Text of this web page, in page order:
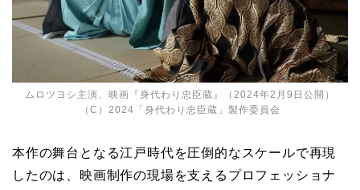
ムロツヨシ主演、映画『身代わり忠臣蔵』（2024年2月9日公開）
（C）2024「身代わり忠臣蔵」製作委員会
本作の舞台となる江戸時代を圧倒的なスケールで再現
したのは、映画制作の現場を支えるプロフェッショナ